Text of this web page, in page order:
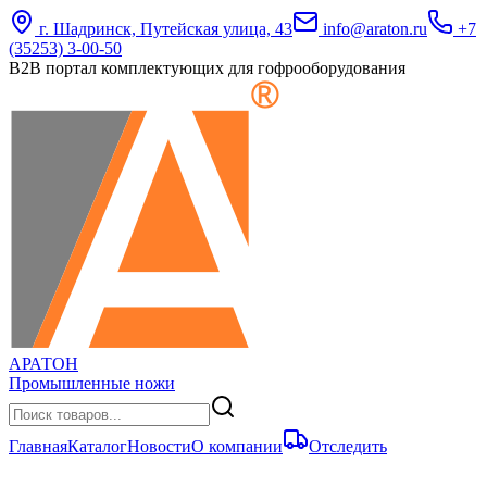
г. Шадринск, Путейская улица, 43 info@araton.ru
+7
(35253) 3-00-50
B2B портал комплектующих для гофрооборудования
АРАТОН
Промышленные ножи
ГлавнаяКаталогНовостиО компании Отследить